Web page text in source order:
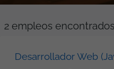
2 empleos encontrados
Desarrollador Web